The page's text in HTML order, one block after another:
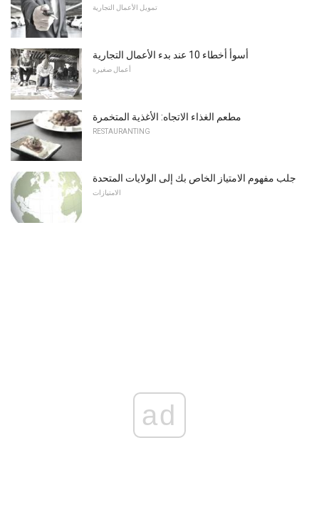
تمويل الأعمال التجارية
أسوأ أخطاء 10 عند بدء الأعمال التجارية
أعمال صغيرة
مطعم الغذاء الاتجاه: الأغذية المتخمرة
RESTAURANTING
جلب مفهوم الامتياز الخاص بك إلى الولايات المتحدة
الامتيازات
ad